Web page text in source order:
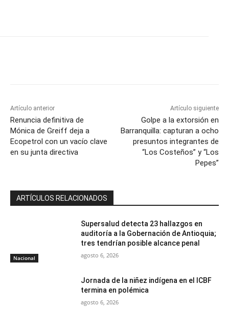
Artículo anterior
Renuncia definitiva de
Mónica de Greiff deja a
Ecopetrol con un vacío clave
en su junta directiva
Artículo siguiente
Golpe a la extorsión en
Barranquilla: capturan a ocho
presuntos integrantes de
“Los Costeños” y “Los
Pepes”
ARTÍCULOS RELACIONADOS
Nacional
Supersalud detecta 23 hallazgos en
auditoría a la Gobernación de Antioquia;
tres tendrían posible alcance penal
agosto 6, 2026
Jornada de la niñez indígena en el ICBF
termina en polémica
agosto 6, 2026